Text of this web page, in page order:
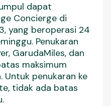
dapat
Concierge di
yang beroperasi 24
Penukaran
GarudaMiles, dan
maksimum
Untuk penukaran ke
tidak ada batas